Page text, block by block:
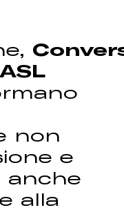
non
e
anche
alla